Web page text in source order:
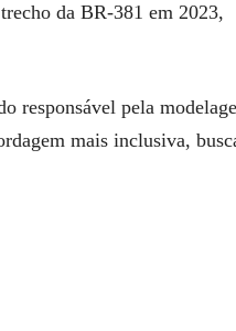
da BR-381 em 2023,
responsável pela
mais inclusiva,